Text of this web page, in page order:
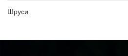
Шруси